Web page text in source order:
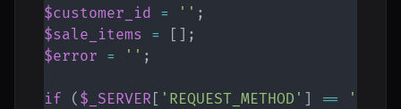
$customer_id = '' ;
$sale_items =
;
$error = '' ;
if ( $_SERVER 'REQUEST_METHOD' ==
'POST'